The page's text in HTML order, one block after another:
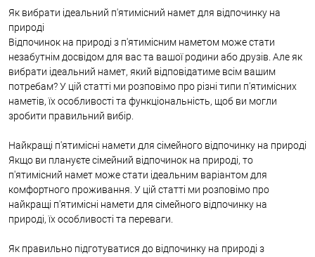
Як вибрати ідеальний п'ятимісний намет для відпочинку на
природі
Відпочинок на природі з п'ятимісним наметом може стати
незабутнім досвідом для вас та вашої родини або друзів. Але як
вибрати ідеальний намет, який відповідатиме всім вашим
потребам? У цій статті ми розповімо про різні типи п'ятимісних
наметів, їх особливості та функціональність, щоб ви могли
зробити правильний вибір.
Найкращі п'ятимісні намети для сімейного відпочинку на природі
Якщо ви плануєте сімейний відпочинок на природі, то
п'ятимісний намет може стати ідеальним варіантом для
комфортного проживання. У цій статті ми розповімо про
найкращі п'ятимісні намети для сімейного відпочинку на
природі, їх особливості та переваги.
Як правильно підготуватися до відпочинку на природі з